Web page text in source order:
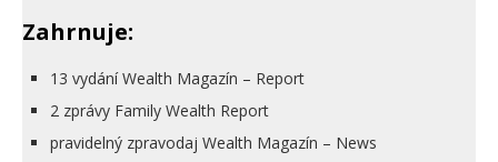
Zahrnuje:
13 vydání Wealth Magazín – Report
2 zprávy Family Wealth Report
pravidelný zpravodaj Wealth Magazín – News